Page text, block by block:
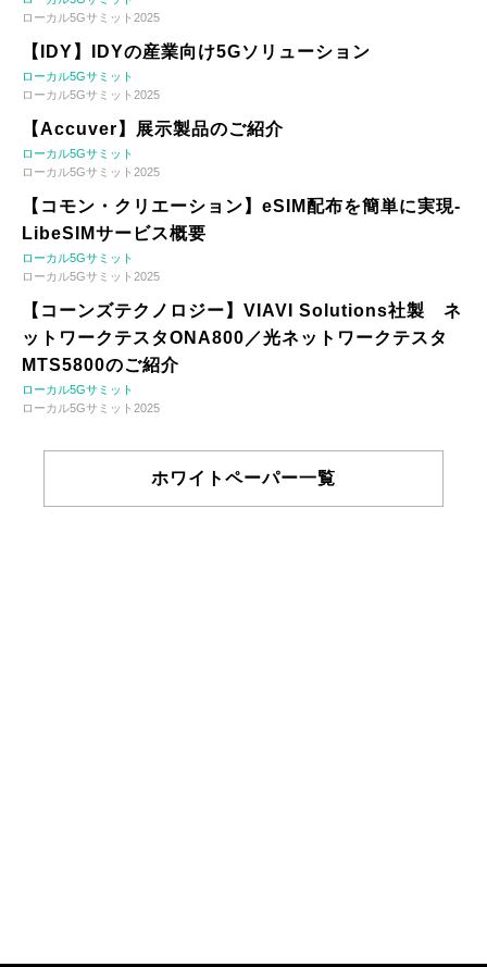
ローカル5Gサミット2025
【IDY】IDYの産業向け5Gソリューション
ローカル5Gサミット
ローカル5Gサミット2025
【Accuver】展示製品のご紹介
ローカル5Gサミット
ローカル5Gサミット2025
【コモン・クリエーション】eSIM配布を簡単に実現-
LibeSIMサービス概要
ローカル5Gサミット
ローカル5Gサミット2025
【コーンズテクノロジー】VIAVI Solutions社製 ネ
ットワークテスタONA800／光ネットワークテスタ
MTS5800のご紹介
ローカル5Gサミット
ローカル5Gサミット2025
ホワイトペーパー一覧